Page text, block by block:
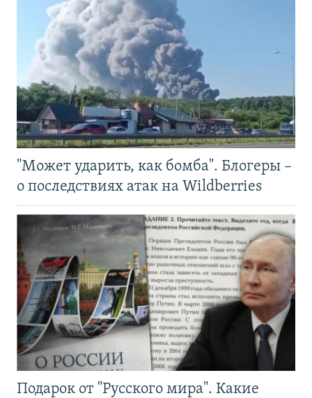
"Может ударить, как бомба". Блогеры –
о последствиях атак на Wildberries
Подарок от "Русского мира". Какие